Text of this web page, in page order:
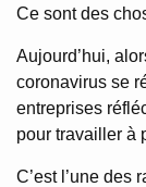
Ce sont des
Aujourd’hui,
coronavirus se
entreprises
pour travailler à
C’est l’une des